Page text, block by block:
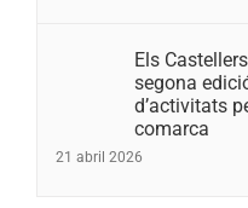
Els
segona
d’activitats
comarca
21 abril 2026